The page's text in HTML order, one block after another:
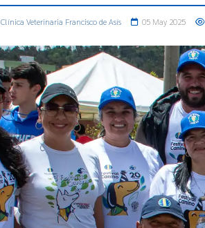
Clínica Veterinaria Francisco de Asís 05 May 2025